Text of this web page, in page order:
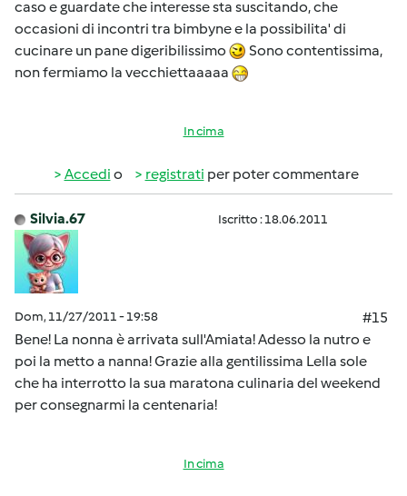
caso e guardate che interesse sta suscitando, che
occasioni di incontri tra bimbyne e la possibilita' di
cucinare un pane digeribilissimo
Sono contentissima,
non fermiamo la vecchiettaaaaa
In cima
Accedi o registrati per poter commentare
Silvia.67 Iscritto : 18.06.2011
Dom, 11/27/2011 - 19:58
#15
Bene! La nonna è arrivata sull'Amiata! Adesso la nutro e
poi la metto a nanna! Grazie alla gentilissima Lella sole
che ha interrotto la sua maratona culinaria del weekend
per consegnarmi la centenaria!
In cima